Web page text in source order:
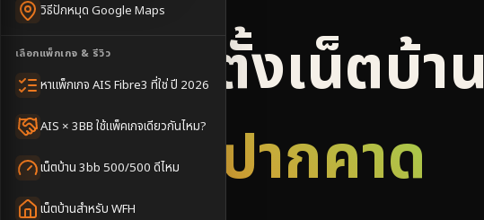
วิธีปักหมุด Google Maps
เลือกแพ็กเกจ & รีวิว
หาแพ็กเกจ AIS Fibre3 ที่ใช่ ปี 2026
AIS × 3BB ใช้แพ็คเกจเดียวกันไหม?
เน็ตบ้าน 3bb 500/500 ดีไหม
เน็ตบ้านสำหรับ WFH
รับติดตั้งเน็ตบ้าน
อำเภอปากคาด